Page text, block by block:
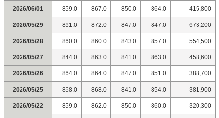
2026/06/01 859.0 867.0 850.0 864.0 415,800
2026/05/29 861.0 872.0 847.0 847.0 673,200
2026/05/28 860.0 860.0 843.0 857.0 554,500
2026/05/27 844.0 863.0 841.0 863.0 458,600
2026/05/26 864.0 864.0 847.0 851.0 388,700
2026/05/25 868.0 868.0 841.0 854.0 381,900
2026/05/22 859.0 862.0 850.0 860.0 320,300